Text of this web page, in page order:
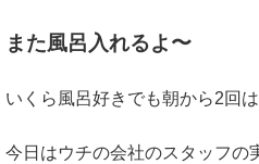
また風呂入れるよ〜
いくら風呂好きでも朝から2回
今日はウチの会社のスタッフの